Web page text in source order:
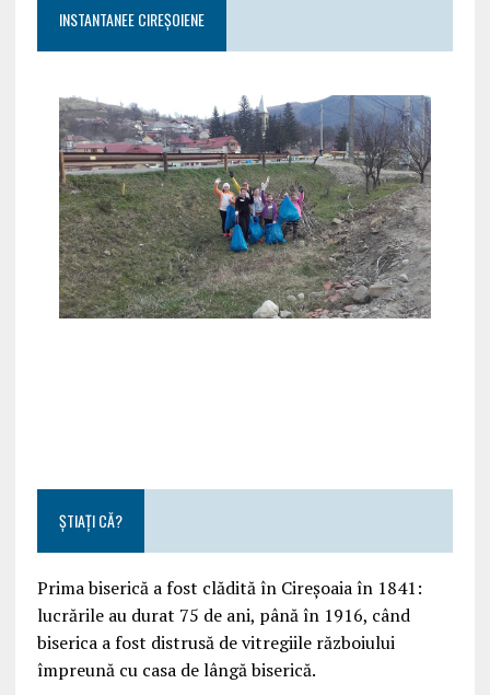
INSTANTANEE CIREȘOIENE
ȘTIAȚI CĂ?
Prima biserică a fost clădită în Cireșoaia în 1841:
lucrările au durat 75 de ani, până în 1916, când
biserica a fost distrusă de vitregiile războiului
împreună cu casa de lângă biserică.